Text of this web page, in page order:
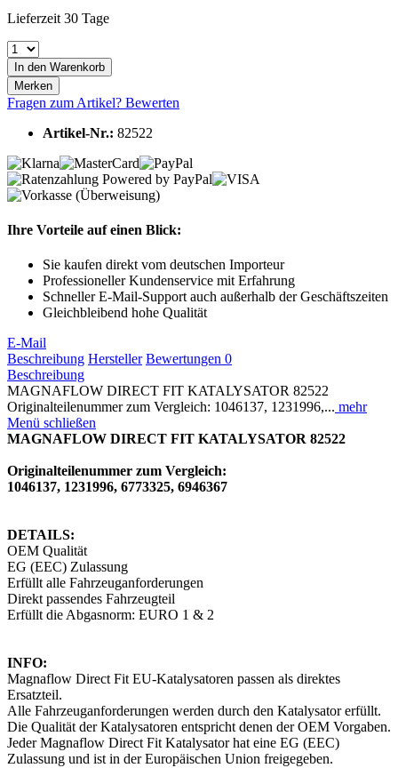
Lieferzeit 30 Tage
In den Warenkorb
Merken
Fragen zum Artikel? Bewerten
Artikel-Nr.: 82522
Ihre Vorteile auf einen Blick:
Sie kaufen direkt vom deutschen Importeur
Professioneller Kundenservice mit Erfahrung
Schneller E-Mail-Support auch außerhalb der Geschäftszeiten
Gleichbleibend hohe Qualität
E-Mail
Beschreibung Hersteller Bewertungen 0
Beschreibung
MAGNAFLOW DIRECT FIT KATALYSATOR 82522
Originalteilenummer zum Vergleich: 1046137, 1231996,... mehr
Menü schließen
MAGNAFLOW DIRECT FIT KATALYSATOR 82522
Originalteilenummer zum Vergleich:
1046137, 1231996, 6773325, 6946367
DETAILS:
OEM Qualität
EG (EEC) Zulassung
Erfüllt alle Fahrzeuganforderungen
Direkt passendes Fahrzeugteil
Erfüllt die Abgasnorm: EURO 1 & 2
INFO:
Magnaflow Direct Fit EU-Katalysatoren passen als direktes
Ersatzteil.
Alle Fahrzeuganforderungen werden durch den Katalysator erfüllt.
Die Qualität der Katalysatoren entspricht denen der OEM Vorgaben.
Jeder Magnaflow Direct Fit Katalysator hat eine EG (EEC)
Zulassung und ist in der Europäischen Union freigegeben.